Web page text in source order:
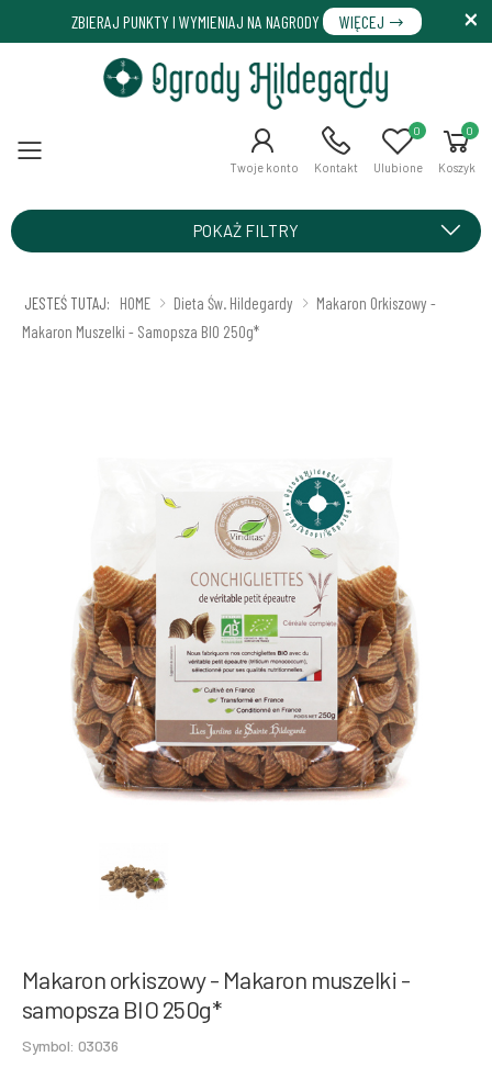
ZBIERAJ PUNKTY I WYMIENIAJ NA NAGRODY WIĘCEJ
Menu Twoje konto Kontakt Ulubione
0 0
Koszyk
POKAŻ FILTRY
JESTEŚ TUTAJ: HOME Dieta Św. Hildegardy
Makaron Orkiszowy -
Makaron Muszelki - Samopsza BIO 250g*
Makaron orkiszowy - Makaron muszelki -
samopsza BIO 250g*
Symbol: 03036